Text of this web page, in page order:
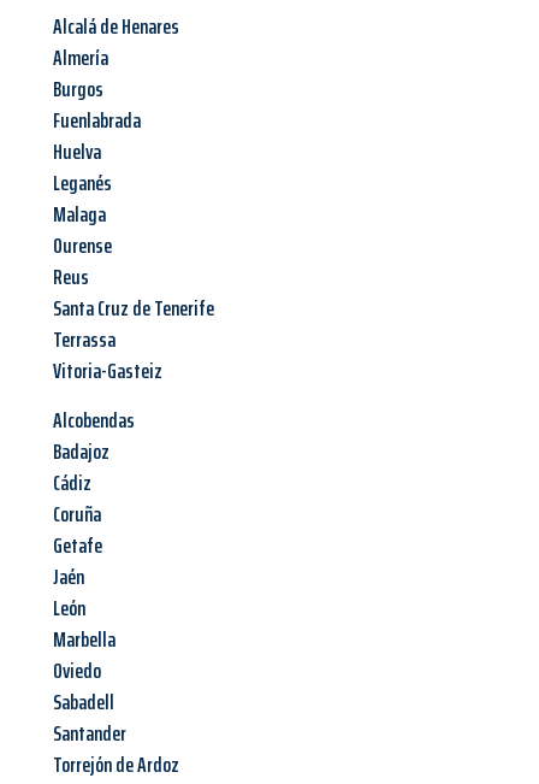
Alcalá de Henares
Almería
Burgos
Fuenlabrada
Huelva
Leganés
Malaga
Ourense
Reus
Santa Cruz de Tenerife
Terrassa
Vitoria-Gasteiz
Alcobendas
Badajoz
Cádiz
Coruña
Getafe
Jaén
León
Marbella
Oviedo
Sabadell
Santander
Torrejón de Ardoz